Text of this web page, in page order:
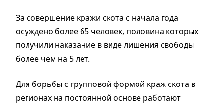
За совершение кражи скота с начала года
осуждено более 65 человек, половина которых
получили наказание в виде лишения свободы
более чем на 5 лет.
Для борьбы с групповой формой краж скота в
регионах на постоянной основе работают